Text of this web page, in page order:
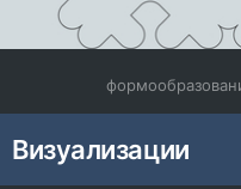
Визуализации